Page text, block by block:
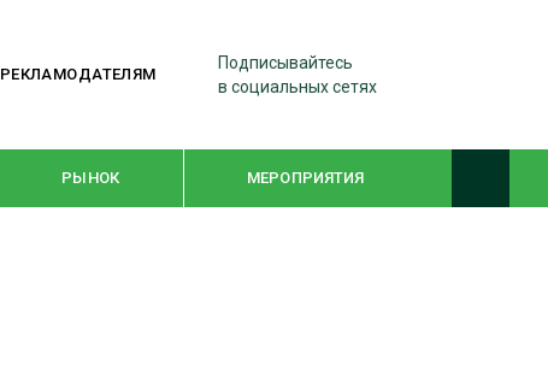
РЕКЛАМОДАТЕЛЯМ
Подписывайтесь
в социальных сетях
РЫНОК МЕРОПРИЯТИЯ